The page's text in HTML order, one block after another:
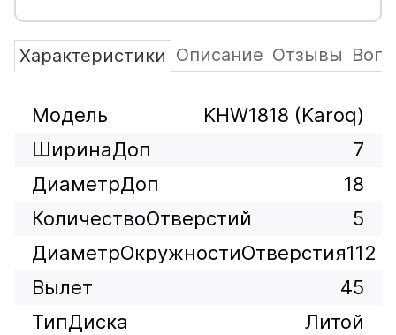
Характеристики Описание Отзывы
Модель
KHW1818 (Karoq)
ШиринаДоп
7
ДиаметрДоп
18
КоличествоОтверстий
5
ДиаметрОкружностиОтверстия112
Вылет
45
ТипДиска
Литой